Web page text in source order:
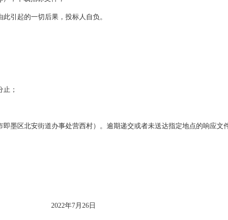
引起的一切后果，投标人自负。
止；
墨区北安街道办事处营西村） 。逾期递交或者未送达指定地点的响应文
2022年7月26 日